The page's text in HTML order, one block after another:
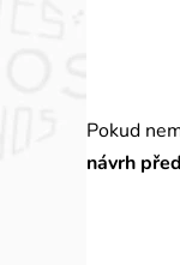
Pokud
návrh